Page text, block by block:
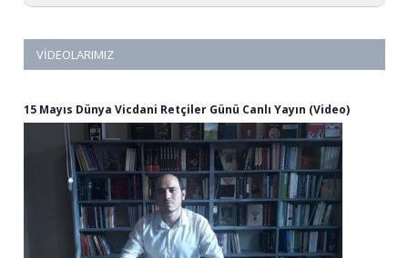
VIDEOLARIMIZ
15 Mayıs Dünya Vicdani Retçiler Günü Canlı Yayın (Video)